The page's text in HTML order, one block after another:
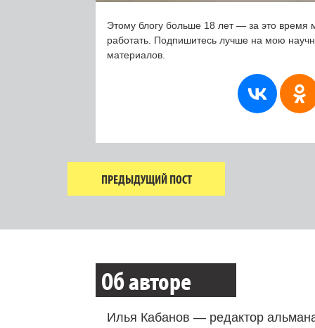
Этому блогу больше 18 лет — за это время
работать. Подпишитесь лучше на мою
материалов.
ПРЕДЫДУЩИЙ ПОСТ
Об авторе
Илья Кабанов — редактор